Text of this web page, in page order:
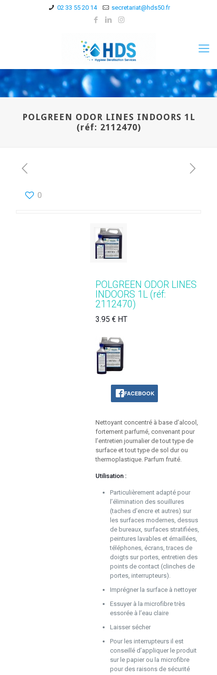
02 33 55 20 14 secretariat@hds50.fr
POLGREEN ODOR LINES INDOORS 1L
(réf: 2112470)
0
POLGREEN ODOR LINES
INDOORS 1L (réf:
2112470)
3.95 € HT
FACEBOOK
Nettoyant concentré à base d’alcool,
fortement parfumé, convenant pour
l’entretien journalier de tout type de
surface et tout type de sol dur ou
thermoplastique. Parfum fruité.
Utilisation :
Particulièrement adapté pour
l’élimination des souillures
(taches d’encre et autres) sur
les surfaces modernes, dessus
de bureaux, surfaces stratifiées,
peintures lavables et émaillées,
téléphones, écrans, traces de
doigts sur portes, entretien des
points de contact (clinches de
portes, interrupteurs).
Imprégner la surface à nettoyer
Essuyer à la microfibre très
essorée à l’eau claire
Laisser sécher
Pour les interrupteurs il est
conseillé d’appliquer le produit
sur le papier ou la microfibre
pour des raisons de sécurité